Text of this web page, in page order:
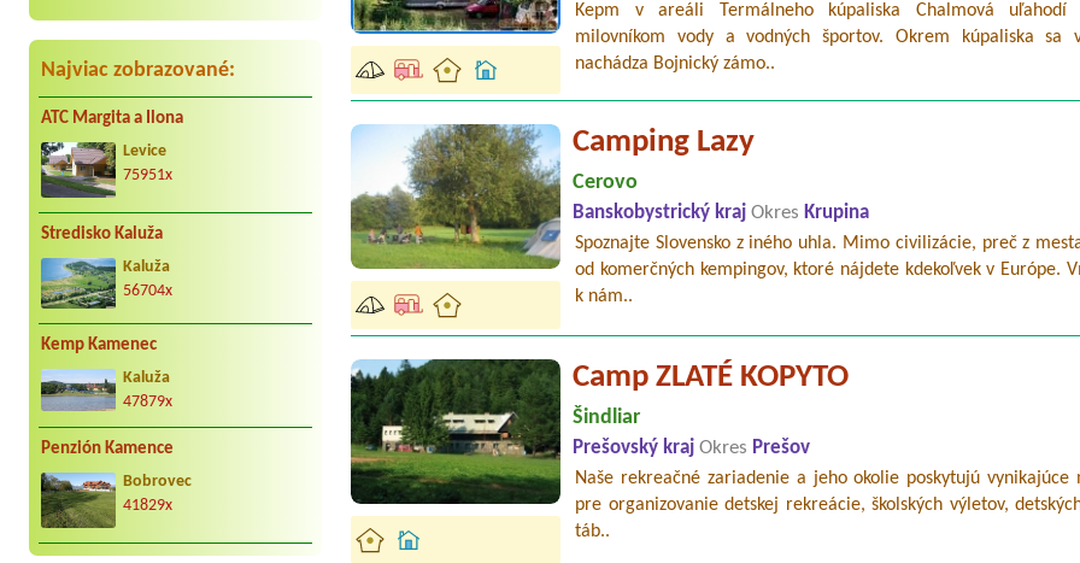
Najviac zobrazované:
ATC Margita a Ilona
Levice
75951x
Stredisko Kaluža
Kaluža
56704x
Kemp Kamenec
Kaluža
47879x
Penzión Kamence
Bobrovec
41829x
Kepm v areáli Termálneho kúpaliska Chalmová uľahodí
milovníkom vody a vodných športov. Okrem kúpaliska sa
nachádza Bojnický zámo..
Camping Lazy
Cerovo
Banskobystrický krajOkres Krupina
Spoznajte Slovensko z iného uhla. Mimo civilizácie, preč z
od komerčných kempingov, ktoré nájdete kdekoľvek v Európe.
k nám..
Camp ZLATÉ KOPYTO
Šindliar
Prešovský krajOkres Prešov
Naše rekreačné zariadenie a jeho okolie poskytujú vynikajúce
pre organizovanie detskej rekreácie, školských výletov,
táb..